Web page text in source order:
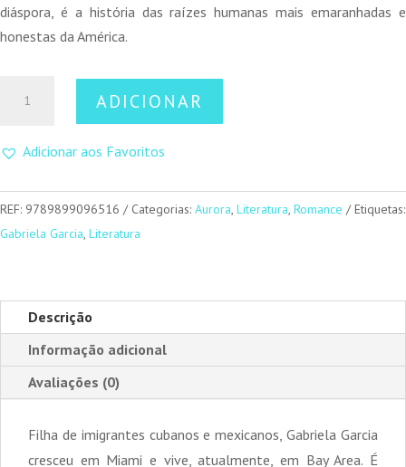
diáspora, é a história das raízes humanas mais emaranhadas e
honestas da América.
de
ADICIONAR
Adicionar aos Favoritos
REF: 9789899096516 Categorias: Aurora, Literatura, Romance
Etiquetas:
Gabriela Garcia, Literatura
Descrição
Informação adicional
Avaliações (0)
Filha de imigrantes cubanos e mexicanos, Gabriela Garcia
cresceu em Miami e vive, atualmente, em Bay Area. É